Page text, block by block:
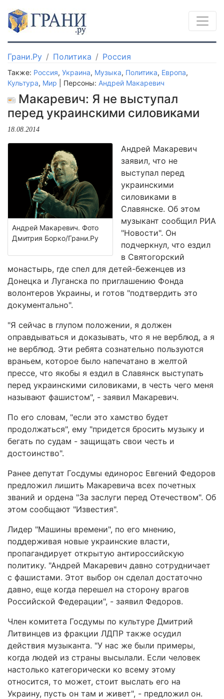
Грани.Ру Политика Россия
Также: Россия, Украина, Музыка, Политика, Европа,
Культура, Мир | Персоны: Андрей Макаревич
Макаревич: Я не выступал
перед украинскими силовиками
18.08.2014
Андрей Макаревич. Фото
Дмитрия Борко/Грани.Ру
Андрей Макаревич
заявил, что не
выступал перед
украинскими
силовиками в
Славянске. Об этом
музыкант сообщил РИА
"Новости". Он
подчеркнул, что ездил
в Святогорский
монастырь, где спел для детей-беженцев из
Донецка и Луганска по приглашению Фонда
волонтеров Украины, и готов "подтвердить это
документально".
"Я сейчас в глупом положении, я должен
оправдываться и доказывать, что я не верблюд, а я
не верблюд. Эти ребята сознательно пользуются
враньем, которое было напечатано в желтой
прессе, что якобы я ездил в Славянск выступать
перед украинскими силовиками, в честь чего меня
называют фашистом", - заявил Макаревич.
По его словам, "если это хамство будет
продолжаться", ему "придется бросить музыку и
бегать по судам - защищать свои честь и
достоинство".
Ранее депутат Госдумы единорос Евгений Федоров
предложил лишить Макаревича всех почетных
званий и ордена "За заслуги перед Отечеством". Об
этом сообщают "Известия".
Лидер "Машины времени", по его мнению,
поддерживая новые украинские власти,
пропагандирует открытую антироссийскую
политику. "Андрей Макаревич давно сотрудничает
с фашистами. Этот выбор он сделал достаточно
давно, еще когда перешел на сторону врагов
Российской Федерации", - заявил Федоров.
Член комитета Госдумы по культуре Дмитрий
Литвинцев из фракции ЛДПР также осудил
действия музыканта. "У нас же были примеры,
когда людей из страны высылали. Если человек
настолько категорически ко всему этому
относится, то может, стоит выслать его на
Украину, пусть он там и живет", - предложил он.